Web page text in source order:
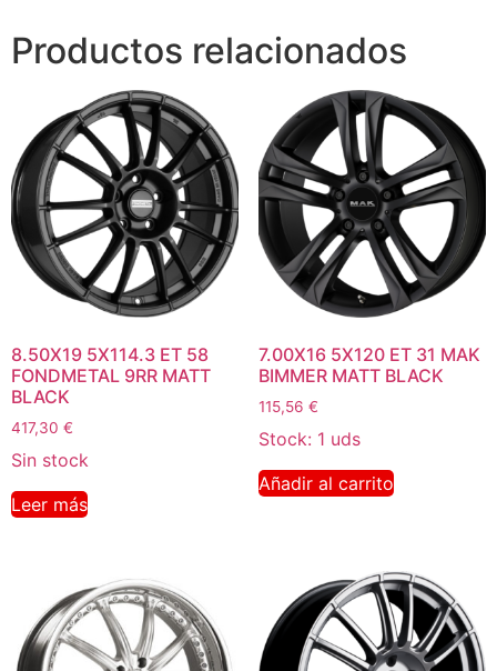
Productos relacionados
8.50X19 5X114.3 ET 58
FONDMETAL 9RR MATT
BLACK
417,30 €
Sin stock
Leer más
7.00X16 5X120 ET 31 MAK
BIMMER MATT BLACK
115,56 €
Stock: 1 uds
Añadir al carrito